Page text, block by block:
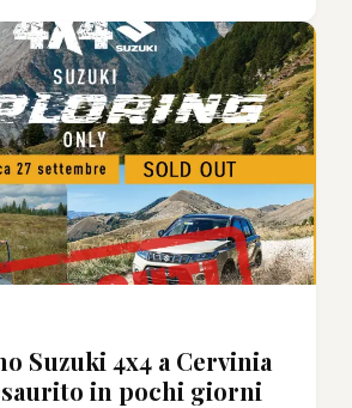
Suzuki 4x4 a Cervinia
in pochi giorni